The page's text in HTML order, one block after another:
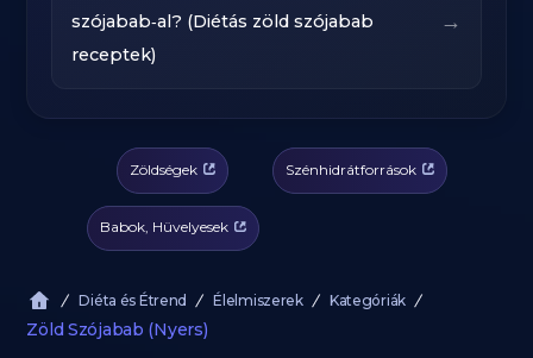
szójabab‑al? (Diétás zöld szójabab
receptek)
→
Zöldségek Szénhidrátforrások
Babok, Hüvelyesek
Diéta és Étrend Élelmiszerek Kategóriák
Zöld Szójabab (Nyers)